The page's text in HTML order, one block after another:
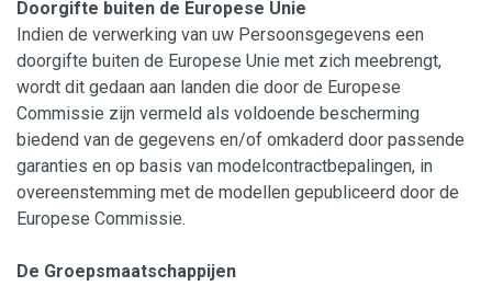
Doorgifte buiten de Europese Unie
Indien de verwerking van uw Persoonsgegevens een
doorgifte buiten de Europese Unie met zich meebrengt,
wordt dit gedaan aan landen die door de Europese
Commissie zijn vermeld als voldoende bescherming
biedend van de gegevens en/of omkaderd door passende
garanties en op basis van modelcontractbepalingen, in
overeenstemming met de modellen gepubliceerd door de
Europese Commissie.
De Groepsmaatschappijen